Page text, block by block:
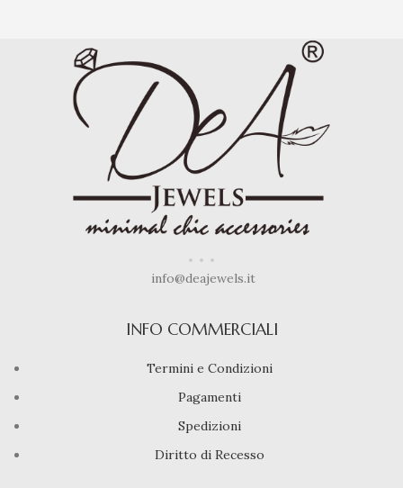
info@deajewels.it
INFO COMMERCIALI
Termini e Condizioni
Pagamenti
Spedizioni
Diritto di Recesso